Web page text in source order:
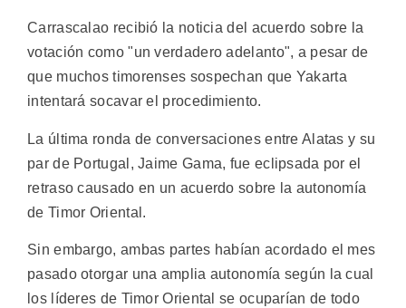
Carrascalao recibió la noticia del acuerdo sobre la
votación como "un verdadero adelanto", a pesar de
que muchos timorenses sospechan que Yakarta
intentará socavar el procedimiento.
La última ronda de conversaciones entre Alatas y su
par de Portugal, Jaime Gama, fue eclipsada por el
retraso causado en un acuerdo sobre la autonomía
de Timor Oriental.
Sin embargo, ambas partes habían acordado el mes
pasado otorgar una amplia autonomía según la cual
los líderes de Timor Oriental se ocuparían de todo